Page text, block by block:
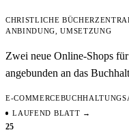
CHRISTLICHE
ANBINDUNG, UMSETZUNG
Zwei neue Online-Shops
angebunden an das
E-COMMERCE
LAUFEND BLATT →
25